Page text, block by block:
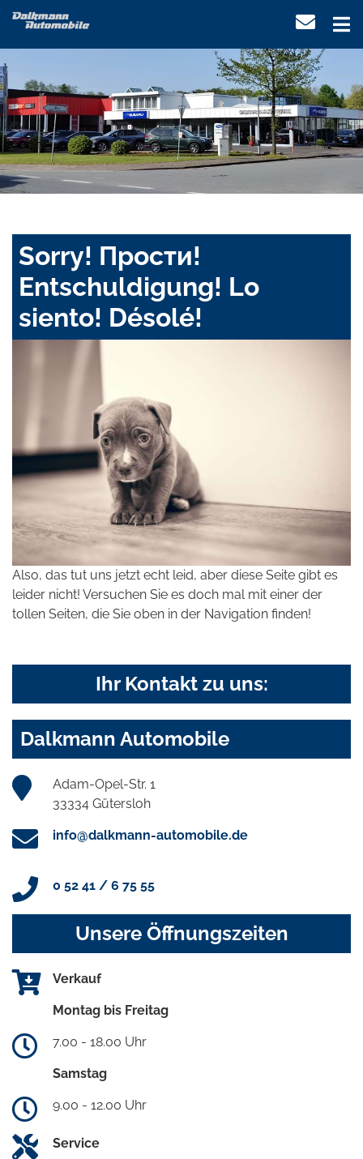
Sorry! Прости!
Entschuldigung! Lo
siento! Désolé!
Also, das tut uns jetzt echt leid, aber diese Seite gibt es
leider nicht! Versuchen Sie es doch mal mit einer der
tollen Seiten, die Sie oben in der Navigation finden!
Ihr Kontakt zu uns:
Dalkmann Automobile
Adam-Opel-Str. 1
33334 Gütersloh
info@dalkmann-automobile.de
0 52 41 / 6 75 55
Unsere Öffnungszeiten
Verkauf
Montag bis Freitag
7.00 - 18.00 Uhr
Samstag
9.00 - 12.00 Uhr
Service